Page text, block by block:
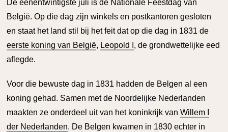
De eenentwintigste juli is de Nationale Feestdag van
België. Op die dag zijn winkels en postkantoren gesloten
en staat het land stil bij het feit dat op die dag in 1831 de
eerste koning van België, Leopold I , de grondwettelijke eed
aflegde.
Voor die bewuste dag in 1831 hadden de Belgen al een
koning gehad. Samen met de Noordelijke Nederlanden
maakten ze onderdeel uit van het koninkrijk vanWillem I
der Nederlanden. De Belgen kwamen in 1830 echter in